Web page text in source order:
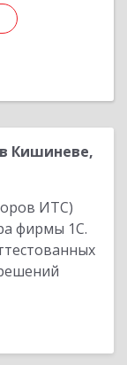
Кишиневе,
ИТС)
фирмы 1С.